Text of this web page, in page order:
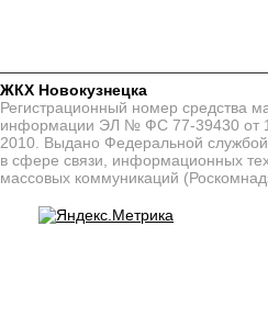
ЖКХ Новокузнецка
Регистрационный номер средства
информации ЭЛ № ФС 77-39430 от
2010. Выдано Федеральной
в сфере связи, информационных
массовых коммуникаций